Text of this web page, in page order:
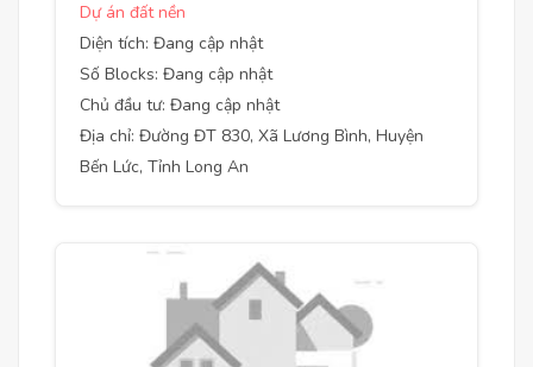
Dự án đất nền
Diện tích: Đang cập nhật
Số Blocks: Đang cập nhật
Chủ đầu tư: Đang cập nhật
Địa chỉ: Đường ĐT 830, Xã Lương Bình, Huyện
Bến Lức, Tỉnh Long An